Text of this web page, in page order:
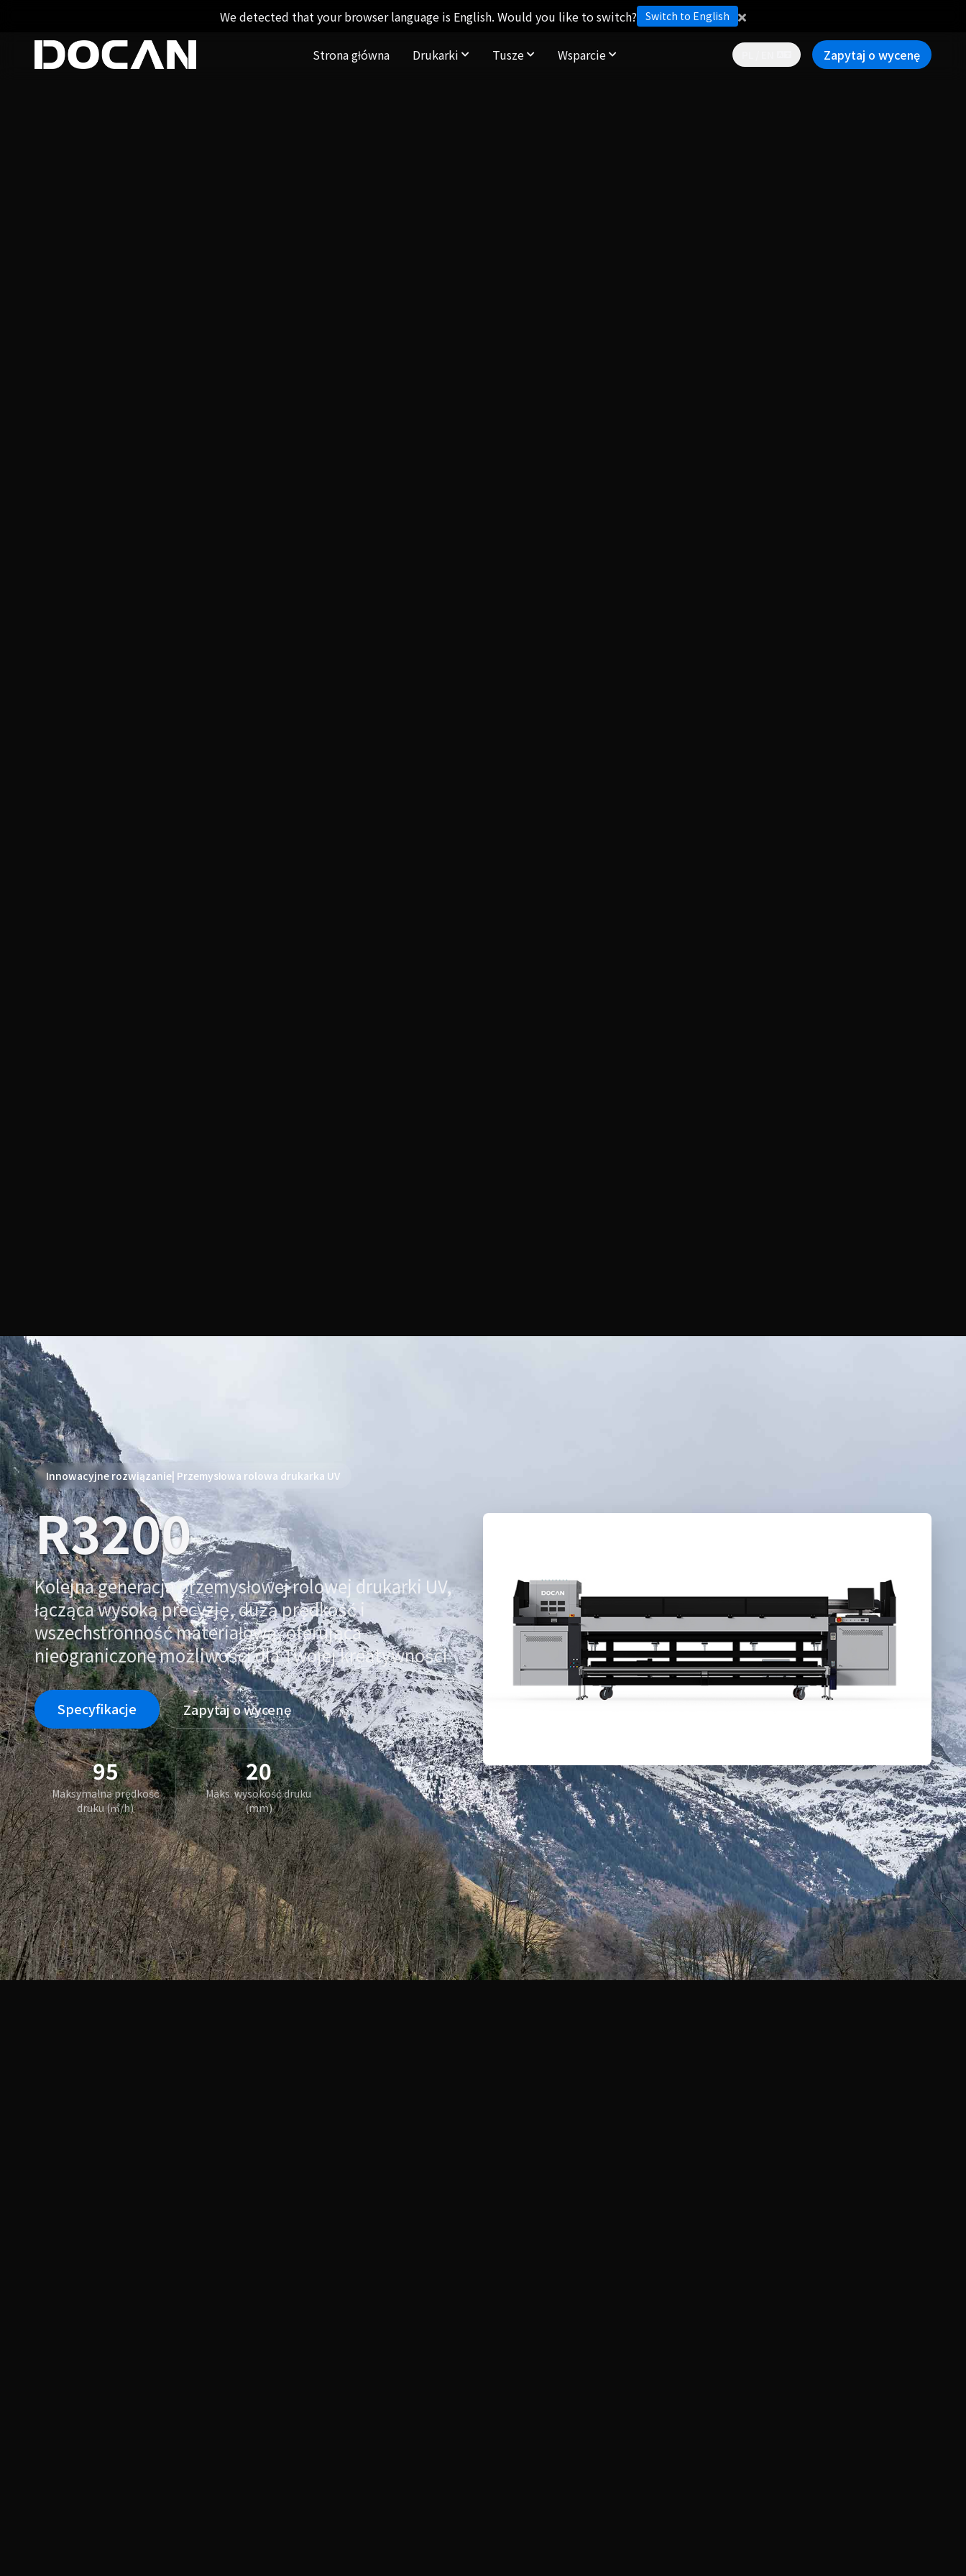
Strona główna Drukarki Tusze Wsparcie Zapytaj o wycenę
We detected that your browser language is English. Would you like to switch? Switch to English
Innowacyjne rozwiązanie| Przemysłowa rolowa drukarka UV
R3200
Kolejna generacja przemysłowej rolowej drukarki UV,
łącząca wysoką precyzję, dużą prędkość i
wszechstronność materiałową, oferująca
nieograniczone możliwości dla Twojej kreatywności
Specyfikacje Zapytaj o wycenę
95
Maksymalna prędkość
druku (㎡/h)
20
Maks. wysokość druku
(mm)